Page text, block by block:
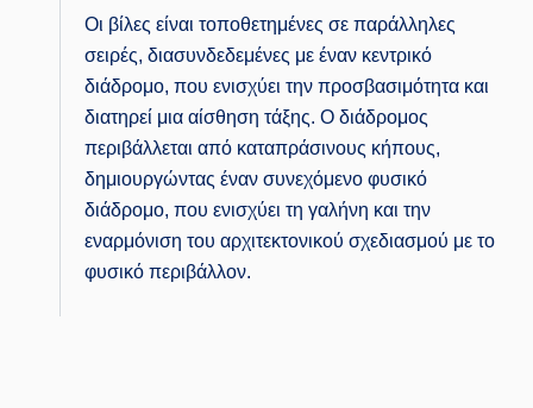
Οι βίλες είναι τοποθετημένες σε παράλληλες
σειρές, διασυνδεδεμένες με έναν κεντρικό
διάδρομο, που ενισχύει την προσβασιμότητα και
διατηρεί μια αίσθηση τάξης. Ο διάδρομος
περιβάλλεται από καταπράσινους κήπους,
δημιουργώντας έναν συνεχόμενο φυσικό
διάδρομο, που ενισχύει τη γαλήνη και την
εναρμόνιση του αρχιτεκτονικού σχεδιασμού με το
φυσικό περιβάλλον.